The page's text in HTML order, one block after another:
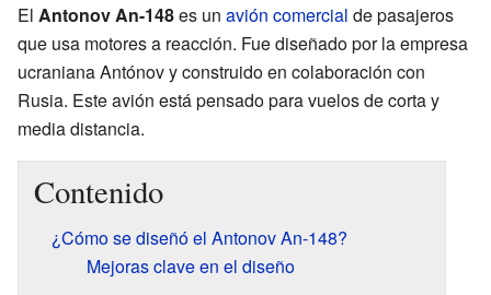
El Antonov An-148es un avión comercial de pasajeros
que usa motores a reacción. Fue diseñado por la empresa
ucraniana Antónov y construido en colaboración con
Rusia. Este avión está pensado para vuelos de corta y
media distancia.
Contenido
¿Cómo se diseñó el Antonov An-148?
Mejoras clave en el diseño